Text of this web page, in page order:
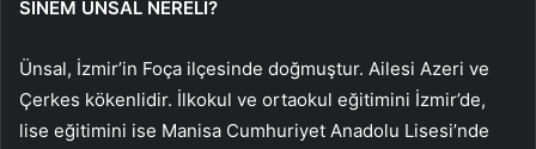
SİNEM ÜNSAL NERELİ?
Ünsal, İzmir’in Foça ilçesinde doğmuştur. Ailesi Azeri ve
Çerkes kökenlidir. İlkokul ve ortaokul eğitimini İzmir’de,
lise eğitimini ise Manisa Cumhuriyet Anadolu Lisesi’nde